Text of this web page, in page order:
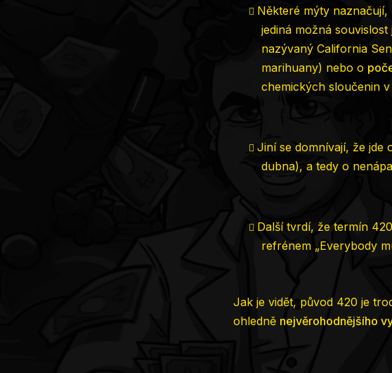
Některé mýty
jediná možná
nazývaný California
marihuany) nebo o
chemických sloučenin
Jiní se domnívají, že jde
dubna), a tedy o
Další tvrdí, že termín
refrénem „Everybody
Jak je vidět, původ 420 je
ohledně nejvěrohodnějšího